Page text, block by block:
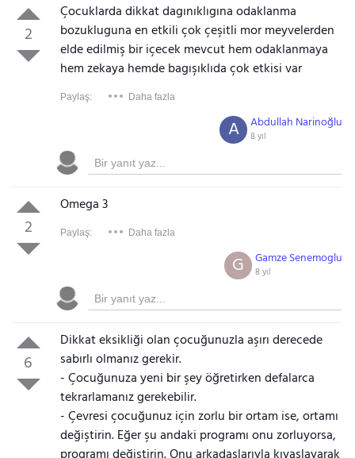
2
Çocuklarda dikkat dagınıklıgına odaklanma
bozukluguna en etkili çok çeşitli mor meyvelerden
elde edilmiş bir içecek mevcut hem odaklanmaya
hem zekaya hemde bagışıklıda çok etkisi var
Paylaş: Daha fazla
Abdullah Narinoğlu
8 yıl
A
2
Omega 3
Paylaş: Daha fazla
Gamze Senemoglu
8 yıl
G
6
Dikkat eksikliği olan çocuğunuzla aşırı derecede
sabırlı olmanız gerekir.
- Çocuğunuza yeni bir şey öğretirken defalarca
tekrarlamanız gerekebilir.
- Çevresi çocuğunuz için zorlu bir ortam ise, ortamı
değiştirin. Eğer şu andaki programı onu zorluyorsa,